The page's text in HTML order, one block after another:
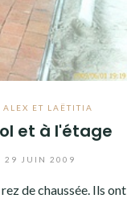
ET LAËTITIA
et à l'étage
29 JUIN 2009
de chaussée. Ils ont